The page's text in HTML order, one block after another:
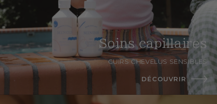
Soins capillaires
CUIRS CHEVELUS SENSIBLES
DÉCOUVRIR